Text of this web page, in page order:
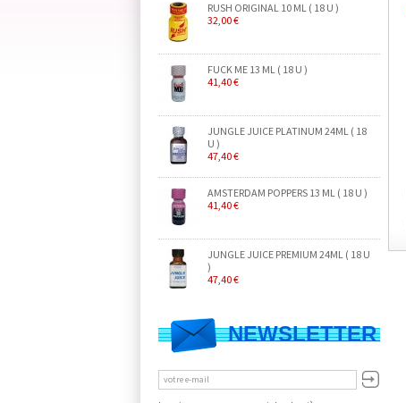
RUSH ORIGINAL 10 ML ( 18 U )
32,00 €
FUCK ME 13 ML ( 18 U )
41,40 €
JUNGLE JUICE PLATINUM 24ML ( 18
U )
47,40 €
AMSTERDAM POPPERS 13 ML ( 18 U )
41,40 €
JUNGLE JUICE PREMIUM 24ML ( 18 U
)
47,40 €
NEWSLETTER